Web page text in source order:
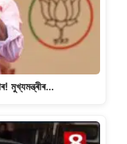
মুখ্যমন্ত্ৰীৰ…